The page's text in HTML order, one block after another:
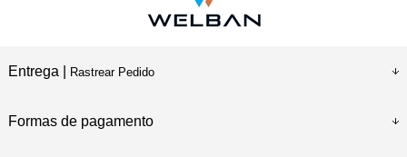
Entrega | Rastrear Pedido
Formas de pagamento